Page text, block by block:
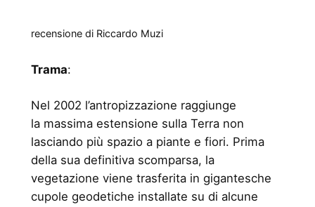
recensione di Riccardo Muzi
Trama:
Nel 2002 l’antropizzazione raggiunge
la massima estensione sulla Terra non
lasciando più spazio a piante e fiori. Prima
della sua definitiva scomparsa, la
vegetazione viene trasferita in gigantesche
cupole geodetiche installate su di alcune